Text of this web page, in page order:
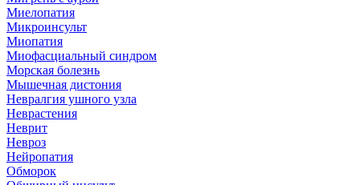
Миелопатия
Микроинсульт
Миопатия
Миофасциальный синдром
Морская болезнь
Мышечная дистония
Невралгия ушного узла
Неврастения
Неврит
Невроз
Нейропатия
Обморок